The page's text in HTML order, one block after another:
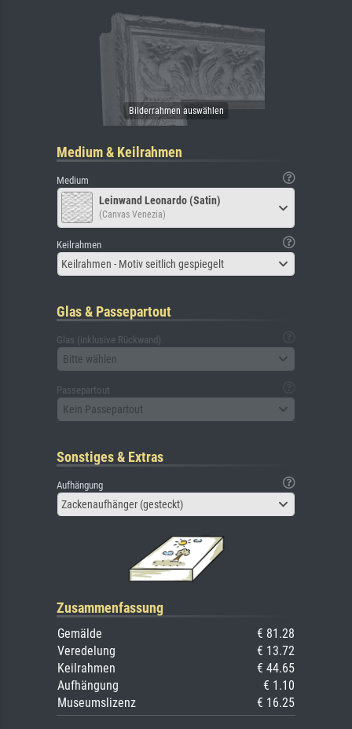
Medium & Keilrahmen
Medium
Leinwand Leonardo (Satin)
(Canvas Venezia)
Keilrahmen
Keilrahmen - Motiv seitlich gespiegelt
Glas & Passepartout
Glas (inklusive Rückwand)
Bitte wählen
Passepartout
Kein Passepartout
Sonstiges & Extras
Aufhängung
Zackenaufhänger (gesteckt)
Zusammenfassung
Gemälde
€ 81.28
Veredelung
€ 13.72
Keilrahmen
€ 44.65
Aufhängung
€ 1.10
Museumslizenz
€ 16.25